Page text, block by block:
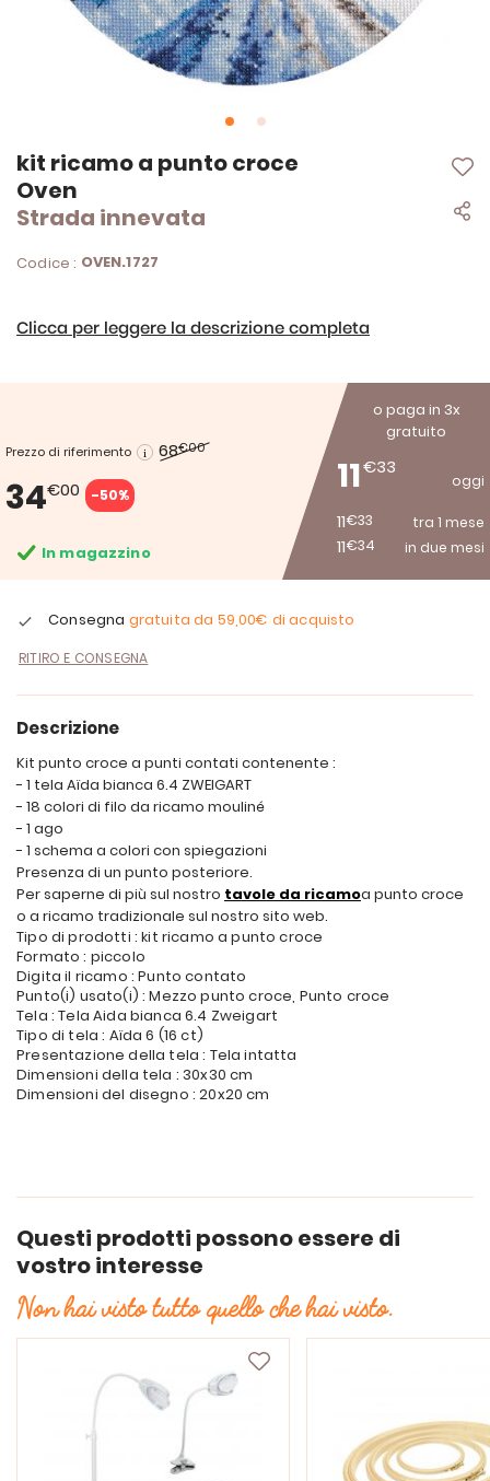
kit ricamo a punto croce
Oven
Strada innevata
Codice : OVEN.1727
Clicca per leggere la descrizione completa
Prezzo di riferimento 68€00
34€00 -50%
o paga in 3x
gratuito
11€33
oggi
11€33 tra 1 mese
11€34 in due mesi
In magazzino
Consegna gratuita da 59,00€ di acquisto
RITIRO E CONSEGNA
Vai
all'inizio
della
galleria
immagini
Descrizione
Kit punto croce a punti contati contenente :
- 1 tela Aïda bianca 6.4 ZWEIGART
- 18 colori di filo da ricamo mouliné
- 1 ago
- 1 schema a colori con spiegazioni
Presenza di un punto posteriore.
Per saperne di più sul nostro tavole da ricamoa punto croce
o a ricamo tradizionale sul nostro sito web.
Tipo di prodotti : kit ricamo a punto croce
Formato : piccolo
Digita il ricamo : Punto contato
Punto(i) usato(i) : Mezzo punto croce, Punto croce
Tela : Tela Aida bianca 6.4 Zweigart
Tipo di tela : Aïda 6 (16 ct)
Presentazione della tela : Tela intatta
Dimensioni della tela : 30x30 cm
Dimensioni del disegno : 20x20 cm
Questi prodotti possono essere di
vostro interesse
Non hai visto tutto quello che hai visto.